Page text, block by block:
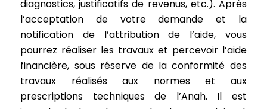
diagnostics, justificatifs de revenus, etc.). Après
l’acceptation de votre demande et la
notification de l’attribution de l’aide, vous
pourrez réaliser les travaux et percevoir l’aide
financière, sous réserve de la conformité des
travaux réalisés aux normes et aux
prescriptions techniques de l’Anah. Il est